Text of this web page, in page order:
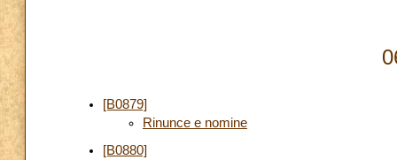
[B0879]
Rinunce e nomine
[B0880]